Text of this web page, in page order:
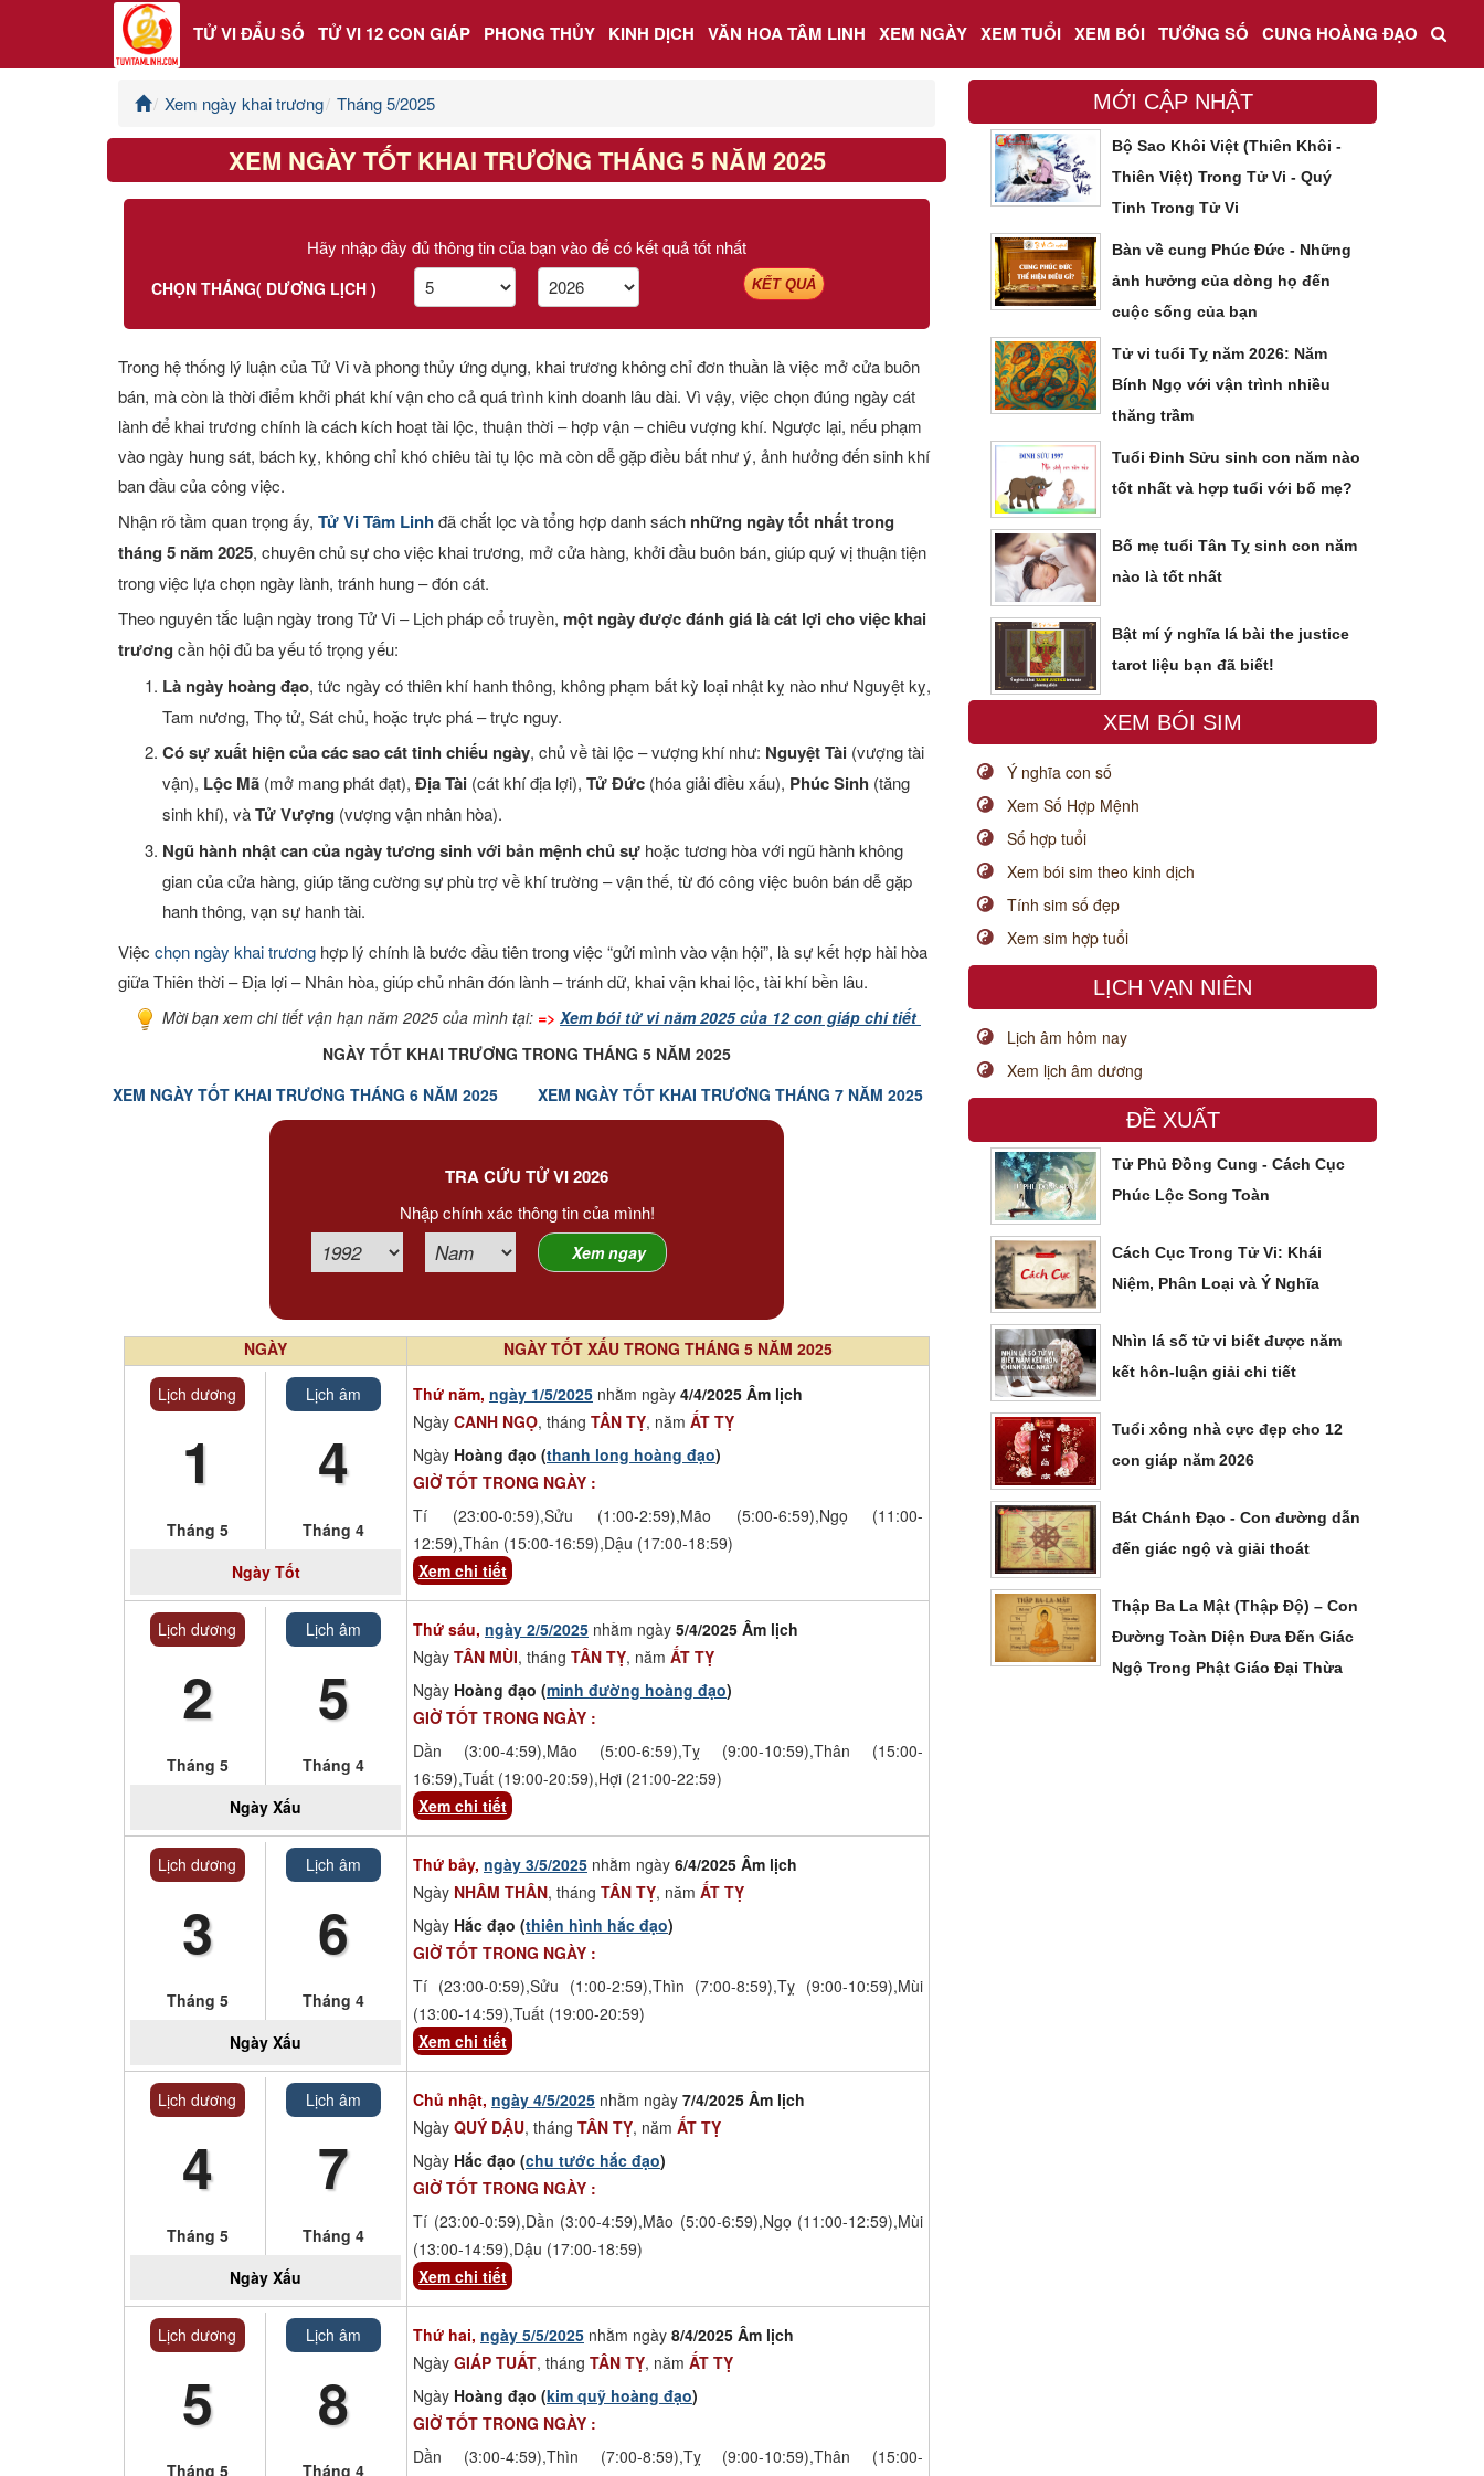
TỬ VI ĐẨU SỐ TỬ VI 12 CON GIÁP PHONG THỦY KINH DỊCH VĂN HOA TÂM LINH XEM NGÀY XEM TUỔI XEM BÓI TƯỚNG SỐ CUNG HOÀNG ĐẠO
Tử Vi Đẩu Số
Văn Hoa Tâm linh
Cung hoàng đạo
Xem ngày khai trương Tháng 5/2025
XEM NGÀY TỐT KHAI TRƯƠNG THÁNG 5 NĂM 2025
Hãy nhập đầy đủ thông tin của bạn vào để có kết quả tốt nhất
CHỌN THÁNG( DƯƠNG LỊCH ) KẾT QUẢ
Trong hệ thống lý luận của Tử Vi và phong thủy ứng dụng, khai trương không chỉ đơn thuần là việc mở cửa buôn
bán, mà còn là thời điểm khởi phát khí vận cho cả quá trình kinh doanh lâu dài. Vì vậy, việc chọn đúng ngày cát
lành để khai trương chính là cách kích hoạt tài lộc, thuận thời – hợp vận – chiêu vượng khí. Ngược lại, nếu phạm
vào ngày hung sát, bách kỵ, không chỉ khó chiêu tài tụ lộc mà còn dễ gặp điều bất như ý, ảnh hưởng đến sinh khí
ban đầu của công việc.
Nhận rõ tầm quan trọng ấy, Tử Vi Tâm Linhđã chắt lọc và tổng hợp danh sách những ngày tốt nhất trong
tháng 5 năm 2025, chuyên chủ sự cho việc khai trương, mở cửa hàng, khởi đầu buôn bán, giúp quý vị thuận tiện
trong việc lựa chọn ngày lành, tránh hung – đón cát.
Theo nguyên tắc luận ngày trong Tử Vi – Lịch pháp cổ truyền, một ngày được đánh giá là cát lợi cho việc khai
trương cần hội đủ ba yếu tố trọng yếu:
Là ngày hoàng đạo, tức ngày có thiên khí hanh thông, không phạm bất kỳ loại nhật kỵ nào như Nguyệt kỵ,
Tam nương, Thọ tử, Sát chủ, hoặc trực phá – trực nguy.
Có sự xuất hiện của các sao cát tinh chiếu ngày, chủ về tài lộc – vượng khí như: Nguyệt Tài (vượng tài
vận), Lộc Mã (mở mang phát đạt), Địa Tài (cát khí địa lợi), Tử Đức (hóa giải điều xấu), Phúc Sinh (tăng
sinh khí), vàTử Vượng (vượng vận nhân hòa).
Ngũ hành nhật can của ngày tương sinh với bản mệnh chủ sự hoặc tương hòa với ngũ hành không
gian của cửa hàng, giúp tăng cường sự phù trợ về khí trường – vận thế, từ đó công việc buôn bán dễ gặp
hanh thông, vạn sự hanh tài.
Việc chọn ngày khai trương hợp lý chính là bước đầu tiên trong việc “gửi mình vào vận hội”, là sự kết hợp hài hòa
giữa Thiên thời – Địa lợi – Nhân hòa, giúp chủ nhân đón lành – tránh dữ, khai vận khai lộc, tài khí bền lâu.
Mời bạn xem chi tiết vận hạn năm 2025 của mình tại: => Xem bói tử vi năm 2025 của 12 con giáp chi tiết
NGÀY TỐT KHAI TRƯƠNG TRONG THÁNG 5 NĂM 2025
XEM NGÀY TỐT KHAI TRƯƠNG THÁNG 6 NĂM 2025
XEM NGÀY TỐT KHAI TRƯƠNG THÁNG 7 NĂM 2025
TRA CỨU TỬ VI 2026
Nhập chính xác thông tin của mình!
NGÀY NGÀY TỐT XẤU TRONG THÁNG 5 NĂM 2025
Lịch dương
1
Tháng 5
Lịch âm
4
Tháng 4
NgàyTốt
Thứ năm, ngày 1/5/2025 nhằm ngày 4/4/2025 Âm lịch
Ngày CANH NGỌ, tháng TÂN TỴ, năm ẤT TỴ
Ngày Hoàng đạo (thanh long hoàng đạo)
GIỜ TỐT TRONG NGÀY :
Tí (23:00-0:59),Sửu (1:00-2:59),Mão (5:00-6:59),Ngọ (11:00-
12:59),Thân (15:00-16:59),Dậu (17:00-18:59)
Xem chi tiết
Lịch dương
2
Tháng 5
Lịch âm
5
Tháng 4
Ngày Xấu
Thứ sáu, ngày 2/5/2025 nhằm ngày 5/4/2025 Âm lịch
Ngày TÂN MÙI, tháng TÂN TỴ, năm ẤT TỴ
Ngày Hoàng đạo (minh đường hoàng đạo)
GIỜ TỐT TRONG NGÀY :
Dần (3:00-4:59),Mão (5:00-6:59),Tỵ (9:00-10:59),Thân (15:00-
16:59),Tuất (19:00-20:59),Hợi (21:00-22:59)
Xem chi tiết
Lịch dương
3
Tháng 5
Lịch âm
6
Tháng 4
Ngày Xấu
Thứ bảy, ngày 3/5/2025 nhằm ngày 6/4/2025 Âm lịch
Ngày NHÂM THÂN, tháng TÂN TỴ, năm ẤT TỴ
Ngày Hắc đạo (thiên hình hắc đạo)
GIỜ TỐT TRONG NGÀY :
Tí (23:00-0:59),Sửu (1:00-2:59),Thìn (7:00-8:59),Tỵ (9:00-10:59),Mùi
(13:00-14:59),Tuất (19:00-20:59)
Xem chi tiết
Lịch dương
4
Tháng 5
Lịch âm
7
Tháng 4
Ngày Xấu
Chủ nhật, ngày 4/5/2025 nhằm ngày 7/4/2025 Âm lịch
Ngày QUÝ DẬU, tháng TÂN TỴ, năm ẤT TỴ
Ngày Hắc đạo (chu tước hắc đạo)
GIỜ TỐT TRONG NGÀY :
Tí (23:00-0:59),Dần (3:00-4:59),Mão (5:00-6:59),Ngọ (11:00-12:59),Mùi
(13:00-14:59),Dậu (17:00-18:59)
Xem chi tiết
Lịch dương
5
Tháng 5
Lịch âm
8
Tháng 4
Thứ hai, ngày 5/5/2025 nhằm ngày 8/4/2025 Âm lịch
Ngày GIÁP TUẤT, tháng TÂN TỴ, năm ẤT TỴ
Ngày Hoàng đạo (kim quỹ hoàng đạo)
GIỜ TỐT TRONG NGÀY :
Dần (3:00-4:59),Thìn (7:00-8:59),Tỵ (9:00-10:59),Thân (15:00-
MỚI CẬP NHẬT
Bộ Sao Khôi Việt (Thiên Khôi -
Thiên Việt) Trong Tử Vi - Quý
Tinh Trong Tử Vi
Bàn về cung Phúc Đức - Những
ảnh hưởng của dòng họ đến
cuộc sống của bạn
Tử vi tuổi Tỵ năm 2026: Năm
Bính Ngọ với vận trình nhiều
thăng trầm
Tuổi Đinh Sửu sinh con năm nào
tốt nhất và hợp tuổi với bố mẹ?
Bố mẹ tuổi Tân Tỵ sinh con năm
nào là tốt nhất
Bật mí ý nghĩa lá bài the justice
tarot liệu bạn đã biết!
XEM BÓI SIM
Ý nghĩa con số
Xem Số Hợp Mệnh
Số hợp tuổi
Xem bói sim theo kinh dịch
Tính sim số đẹp
Xem sim hợp tuổi
LỊCH VẠN NIÊN
Lịch âm hôm nay
Xem lịch âm dương
ĐỀ XUẤT
Tử Phủ Đồng Cung - Cách Cục
Phúc Lộc Song Toàn
Cách Cục Trong Tử Vi: Khái
Niệm, Phân Loại và Ý Nghĩa
Nhìn lá số tử vi biết được năm
kết hôn-luận giải chi tiết
Tuổi xông nhà cực đẹp cho 12
con giáp năm 2026
Bát Chánh Đạo - Con đường dẫn
đến giác ngộ và giải thoát
Thập Ba La Mật (Thập Độ) – Con
Đường Toàn Diện Đưa Đến Giác
Ngộ Trong Phật Giáo Đại Thừa